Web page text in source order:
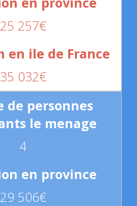
25 257€
35 032€
4
29 506€